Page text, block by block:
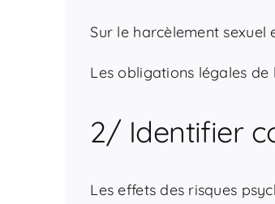
Sur le harcèlement
Les obligations légales
2/ Identifier
Les effets des risques